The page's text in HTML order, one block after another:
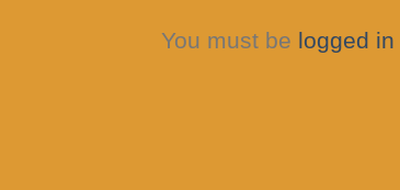
You must be logged in